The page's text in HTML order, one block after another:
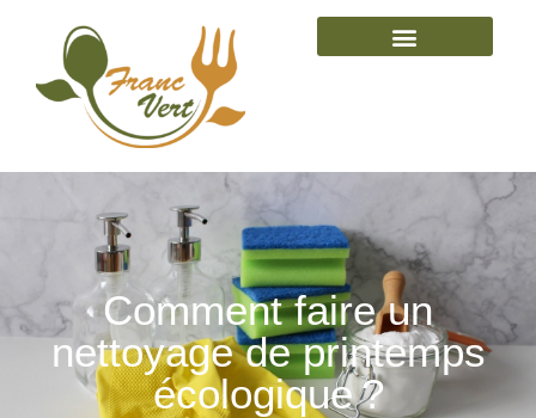
Comment faire un
nettoyage de printemps
écologique ?